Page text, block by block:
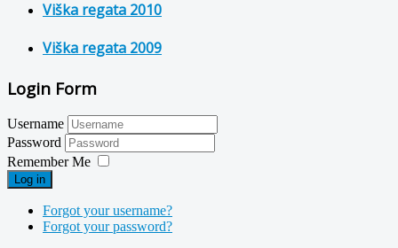
Viška regata 2010
Viška regata 2009
Login Form
Username
Password
Remember Me
Log in
Forgot your username?
Forgot your password?